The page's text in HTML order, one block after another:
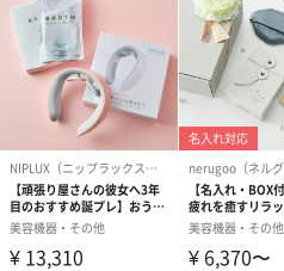
Beapro（ビープロ）は、潤いとリ
に便利なコンパクトなデザインを
手入れ〜マイクロカレント、プロ
で。自分のお肌は自分で守る。
Beapro（ビープロ）がご提案しま
エレガントにセルフケアを